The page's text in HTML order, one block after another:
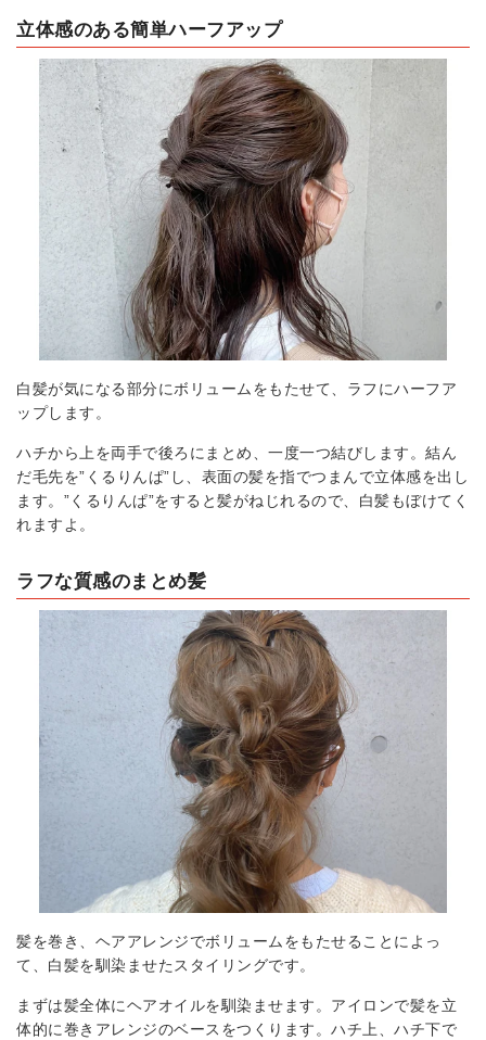
立体感のある簡単ハーフアップ
白髪が気になる部分にボリュームをもたせて、ラフにハーフア
ップします。
ハチから上を両手で後ろにまとめ、一度一つ結びします。結ん
だ毛先を”くるりんぱ”し、表面の髪を指でつまんで立体感を出し
ます。”くるりんぱ”をすると髪がねじれるので、白髪もぼけてく
れますよ。
ラフな質感のまとめ髪
髪を巻き、ヘアアレンジでボリュームをもたせることによっ
て、白髪を馴染ませたスタイリングです。
まずは髪全体にヘアオイルを馴染ませます。アイロンで髪を立
体的に巻きアレンジのベースをつくります。ハチ上、ハチ下で